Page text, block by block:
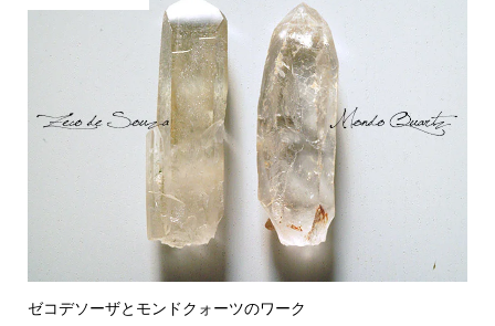
ゼコデソーザとモンドクォーツのワーク